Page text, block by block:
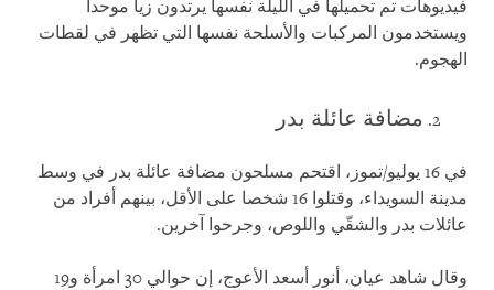
فيديوهات تم تحميلها في الليلة نفسها يرتدون زيا موحدا
ويستخدمون المركبات والأسلحة نفسها التي تظهر في لقطات
الهجوم.
مضافة عائلة بدر
في 16 يوليو/تموز، اقتحم مسلحون مضافة عائلة بدر في وسط
مدينة السويداء، وقتلوا 16 شخصا على الأقل، بينهم أفراد من
عائلات بدر والشقّي واللوص، وجرحوا آخرين.
وقال شاهد عيان، أنور أسعد الأعوج، إن حوالي 30 امرأة و19